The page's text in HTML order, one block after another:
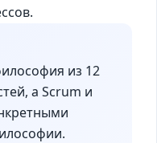
из 12
а Scrum и